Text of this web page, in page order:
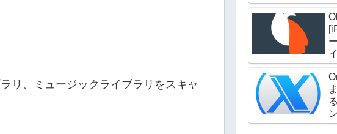
リ、ミュージックライブラリをスキャ